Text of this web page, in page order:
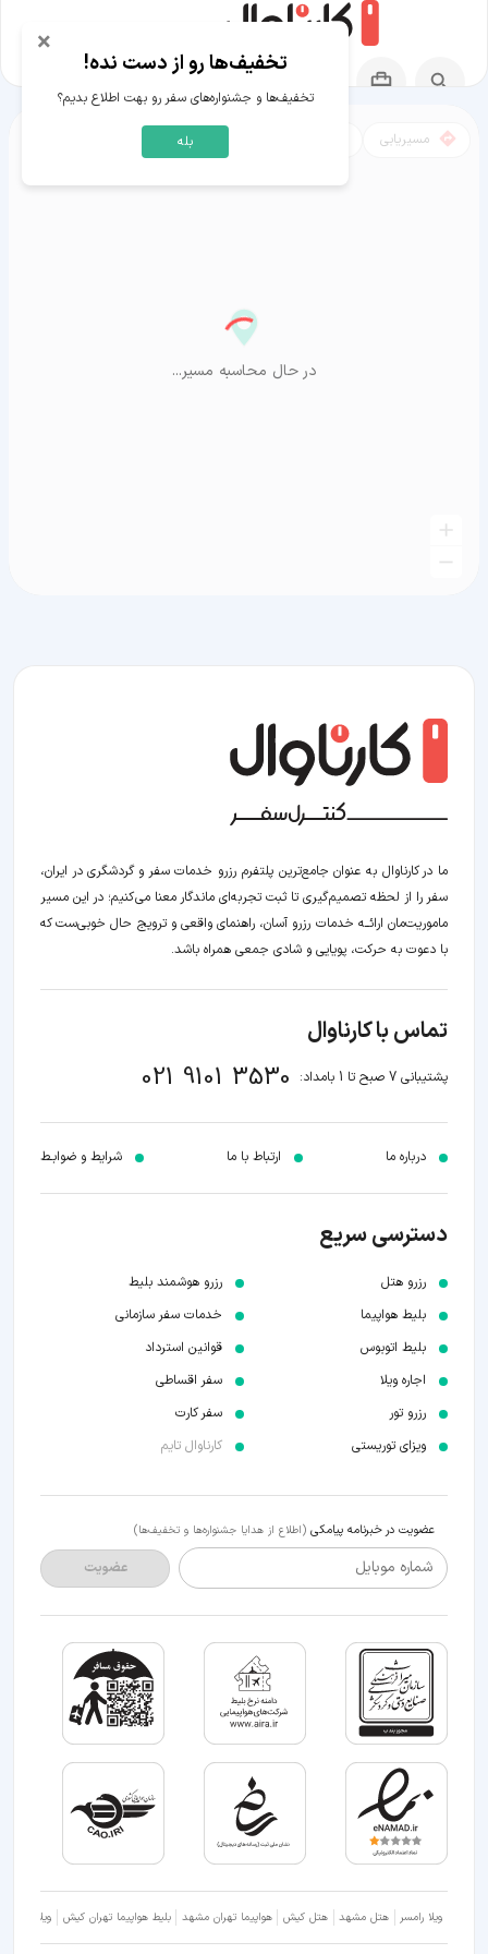
مسیریابی
در حال محاسبه مسیر...
ما در کارناوال به عنوان جامع‌ترین پلتفرم رزرو خدمات سفر و گردشگری در ایران،
سفر را از لحظه‌ تصمیم‌گیری تا ثبت تجربه‌ای ماندگار معنا می‌کنیم؛ در این مسیر‍
ماموریت‌مان اراﺋــﻪ خدمات رزرو آسان، راهنمای واقعی و ترویج حال خوبی‌ست که
با دعوت به حرکت، پویایی و شادی جمعی همراه باشد.
تماس با کارناوال
پشتیبانی 7 صبح تا 1 بامداد: 021 9101 3530
درباره ما ارتباط با ما شرایط و ضوابـط
دسترسی سریع
رزرو هتل
بلیط هواپیما
بلیط اتوبوس
اجاره ویلا
رزرو تور
ویزای توریستی
رزرو هوشمند بلیط
خدمات سفر سازمانی
قوانین استرداد
سفر اقساطی
سفر کارت
کارناوال تایم
عضویت در خبرنامه پیامکی (اطلاع از هدایا جشنواره‌ها و تخفیف‌ها)
شماره موبایل عضویت
ویلا رامسر هتل مشهد هتل کیش هواپیما تهران مشهد بلیط هواپیما تهران کیش ویلا شمال
× تخفیف‌ها رو از دست نده!
تخفیف‌ها و جشنواره‌های سفر رو بهت اطلاع بدیم؟
بله